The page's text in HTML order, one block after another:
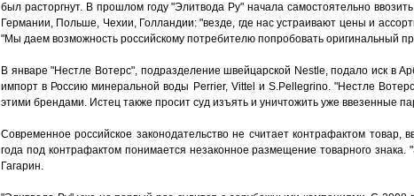
был расторгнут. В прошлом году "Элитвода Ру" начала самостоятельно
Германии, Польше, Чехии, Голландии: "везде, где нас устраивают цены и
"Мы даем возможность российскому потребителю попробовать оригинальный
В январе "Нестле Вотерс", подразделение швейцарской Nestle, подало иск в
импорт в Россию минеральной воды Perrier, Vittel и S.Pellegrino. "Нестле
этими брендами. Истец также просит суд изъять и уничтожить уже ввезенные
Современное российское законодательство не считает контрафактом
года под контрафактом понимается незаконное размещение товарного
Гагарин.